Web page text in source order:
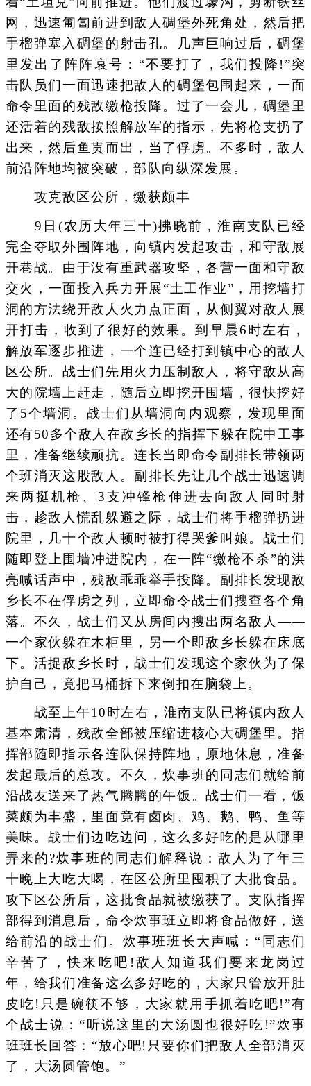
网，迅速匍匐前进到敌人碉堡外死角处，然后把
手榴弹塞入碉堡的射击孔。几声巨响过后，碉堡
里发出了阵阵哀号：“不要打了，我们投降!”突
击队员们一面迅速把敌人的碉堡包围起来，一面
命令里面的残敌缴枪投降。过了一会儿，碉堡里
还活着的残敌按照解放军的指示，先将枪支扔了
出来，然后鱼贯而出，当了俘虏。不多时，敌人
前沿阵地均被突破，部队向纵深发展。
攻克敌区公所，缴获颇丰
9日(农历大年三十)拂晓前，淮南支队已经
完全夺取外围阵地，向镇内发起攻击，和守敌展
开巷战。由于没有重武器攻坚，各营一面和守敌
交火，一面投入兵力开展“土工作业”，用挖墙打
洞的方法绕开敌人火力点正面，从侧翼对敌人展
开打击，收到了很好的效果。到早晨6时左右，
解放军逐步推进，一个连已经打到镇中心的敌人
区公所。战士们先用火力压制敌人，将守敌从高
大的院墙上赶走，随后立即挖开围墙，很快挖好
了5个墙洞。战士们从墙洞向内观察，发现里面
还有50多个敌人在敌乡长的指挥下躲在院中工事
里，准备继续顽抗。连长当即命令副排长带领两
个班消灭这股敌人。副排长先让几个战士迅速调
来两挺机枪、3支冲锋枪伸进去向敌人同时射
击，趁敌人慌乱躲避之际，战士们将手榴弹扔进
院里，几十个敌人顿时被打得哭爹叫娘。战士们
随即登上围墙冲进院内，在一阵“缴枪不杀”的洪
亮喊话声中，残敌乖乖举手投降。副排长发现敌
乡长不在俘虏之列，立即命令战士们搜查各个角
落。不久，战士们又从房间内搜出两名敌人——
一个家伙躲在木柜里，另一个即敌乡长躲在床底
下。活捉敌乡长时，战士们发现这个家伙为了保
护自己，竟把马桶拆下来倒扣在脑袋上。
战至上午10时左右，淮南支队已将镇内敌人
基本肃清，残敌全部被压缩进核心大碉堡里。指
挥部随即指示各连队保持阵地，原地休息，准备
发起最后的总攻。不久，炊事班的同志们就给前
沿战友送来了热气腾腾的午饭。战士们一看，饭
菜颇为丰盛，里面竟有卤肉、鸡、鹅、鸭、鱼等
美味。战士们边吃边问，这么多好吃的是从哪里
弄来的?炊事班的同志们解释说：敌人为了年三
十晚上大吃大喝，在区公所里囤积了大批食品。
攻下区公所后，这批食品就被缴获了。支队指挥
部得到消息后，命令炊事班立即将食品做好，送
给前沿的战士们。炊事班班长大声喊：“同志们
辛苦了，快来吃吧!敌人知道我们要来龙岗过
年，给我们准备这么多好吃的，大家只管放开肚
皮吃!只是碗筷不够，大家就用手抓着吃吧!”有
个战士说：“听说这里的大汤圆也很好吃!”炊事
班班长回答：“放心吧!只要你们把敌人全部消灭
了，大汤圆管饱。”